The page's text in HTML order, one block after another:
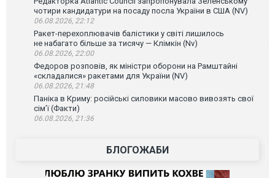
чотири кандидатури на посаду посла України в США (NV)
06.08.2026, 22:12
Ракет-перехоплювачів балістики у світі лишилось
не набагато більше за тисячу — Клімкін (Nv)
06.08.2026, 22:00
Федоров розповів, як міністри оборони на Рамштайні
«складалися» ракетами для України (NV)
06.08.2026, 21:48
Паніка в Криму: російські силовики масово вивозять свої
сім’ї (Факти)
06.08.2026, 21:36
БЛОГОЖАБИ